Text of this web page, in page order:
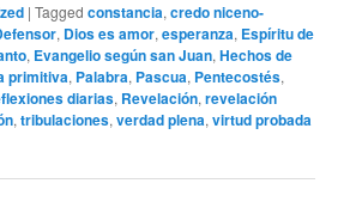
|Tagged constancia,credo niceno-
, Dios es amor,esperanza, Espíritu de
, Evangelio según san Juan,Hechos de
primitiva, Palabra, Pascua, Pentecostés,
diarias, Revelación,revelación
,tribulaciones,verdad plena,virtud probada